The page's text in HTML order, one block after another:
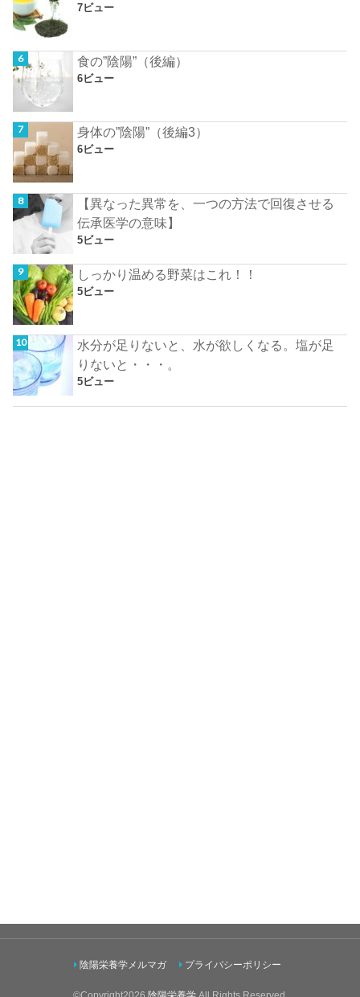
7ビュー
食の”陰陽”（後編）
6ビュー
身体の”陰陽”（後編3）
6ビュー
【異なった異常を、一つの方法で回復させる
伝承医学の意味】
5ビュー
しっかり温める野菜はこれ！！
5ビュー
水分が足りないと、水が欲しくなる。塩が足
りないと・・・。
5ビュー
陰陽栄養学メルマガ プライバシーポリシー